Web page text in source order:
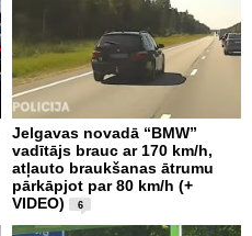
Jelgavas novadā “BMW”
vadītājs brauc ar 170 km/h,
atļauto braukšanas ātrumu
pārkāpjot par 80 km/h (+
VIDEO)
6